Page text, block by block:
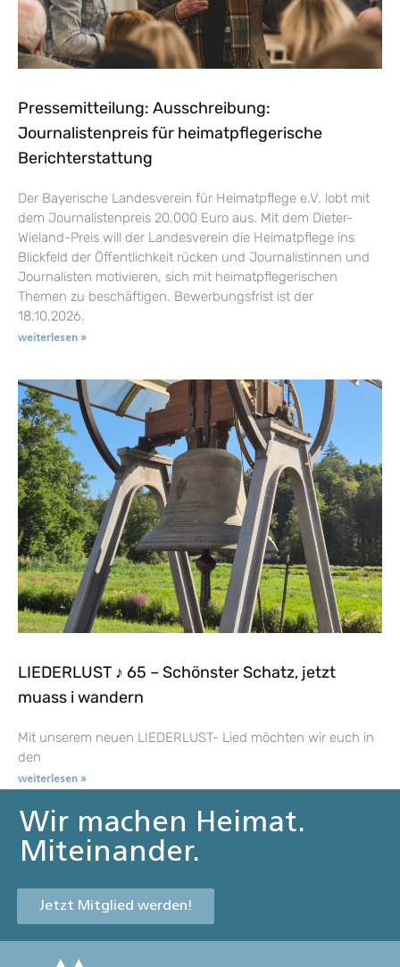
Pressemitteilung: Ausschreibung:
Journalistenpreis für heimatpflegerische
Berichterstattung
Der Bayerische Landesverein für Heimatpflege e.V. lobt mit
dem Journalistenpreis 20.000 Euro aus. Mit dem Dieter-
Wieland-Preis will der Landesverein die Heimatpflege ins
Blickfeld der Öffentlichkeit rücken und Journalistinnen und
Journalisten motivieren, sich mit heimatpflegerischen
Themen zu beschäftigen. Bewerbungsfrist ist der
18.10.2026.
weiterlesen »
LIEDERLUST ♪ 65 – Schönster Schatz, jetzt
muass i wandern
Mit unserem neuen LIEDERLUST- Lied möchten wir euch in
den
weiterlesen »
Wir machen Heimat.
Miteinander.
Jetzt Mitglied werden!